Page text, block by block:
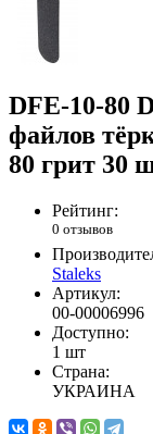
DFE-10-80
файлов
80 грит 30
Рейтинг:
0 отзывов
Staleks
Артикул:
00-00006996
Доступно:
1 шт
Страна:
УКРАИНА